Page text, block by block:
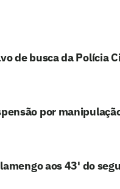
de busca da Polícia
por
aos 43' do